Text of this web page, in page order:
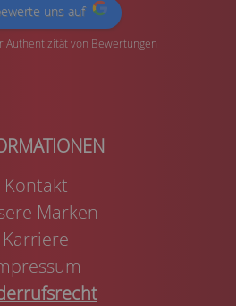
uns auf
Authentizität von Bewertungen
Kontakt
Marken
Karriere